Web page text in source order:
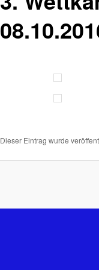
Dieser Eintrag wurde